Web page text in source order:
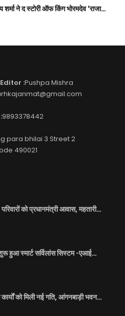
ने द स्टोरी ऑफ किंग भोरमदेव ‘राजा…
:Pushpa Mishra
9893378442
para bhilai 3 Street 2
490021
को प्रधानमंत्री आवास, महतारी…
हुआ स्मार्ट सर्विलांस सिस्टम -एआई…
कार्यों को मिली नई गति, आंगनबाड़ी भवन…